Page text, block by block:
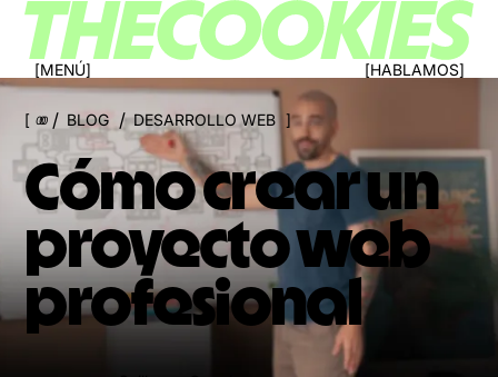
MENÚ HABLAMOS
000 / BLOG / DESARROLLO WEB
Cómo crear un
proyecto web
profesional